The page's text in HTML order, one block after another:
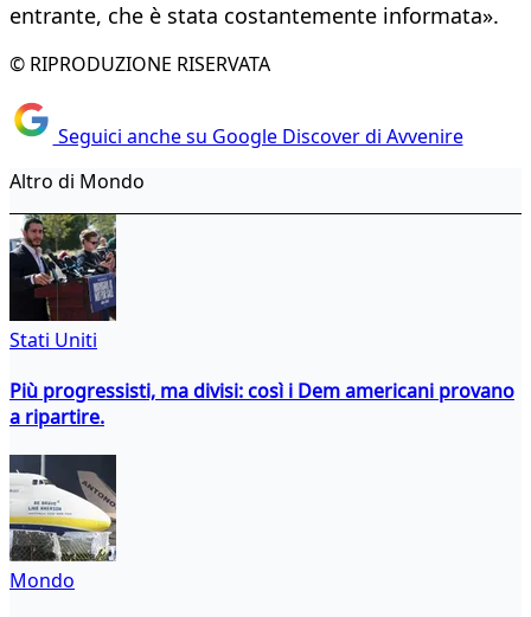
entrante, che è stata costantemente informata».
© RIPRODUZIONE RISERVATA
Seguici anche su Google Discover di Avvenire
Altro di Mondo
Stati Uniti
Più progressisti, ma divisi: così i Dem americani provano
a ripartire.
Mondo